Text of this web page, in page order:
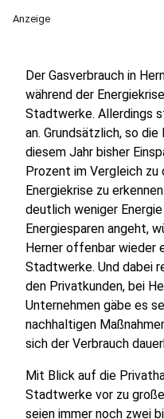
Anzeige
Der Gasverbrauch in
während der
Stadtwerke. Allerdings
an. Grundsätzlich, so
diesem Jahr bisher
Prozent im Vergleich zu
Energiekrise zu
deutlich weniger
Energiesparen angeht,
Herner offenbar wieder
Stadtwerke. Und dabei
den Privatkunden, bei
Unternehmen gäbe es
nachhaltigen
sich der Verbrauch
Mit Blick auf die
Stadtwerke vor zu
seien immer noch zwei